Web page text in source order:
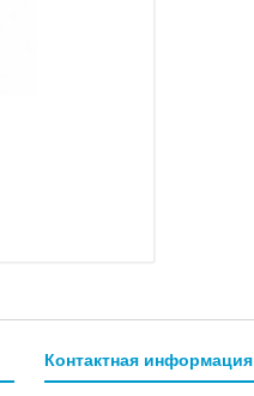
Контактная информация